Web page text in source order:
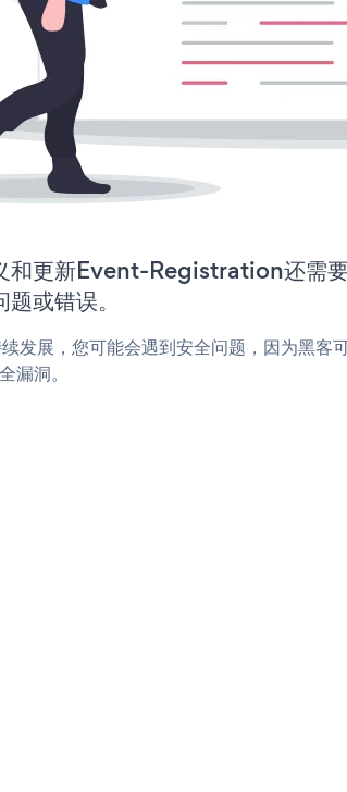
和更新Event-Registration还需
或错误。
发展，您可能会遇到安全问题，因为黑客
漏洞。